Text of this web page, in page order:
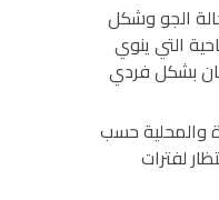
الجو وشكل
التي ينوي
بشكل فردي
والمحلية حسب
لفترات